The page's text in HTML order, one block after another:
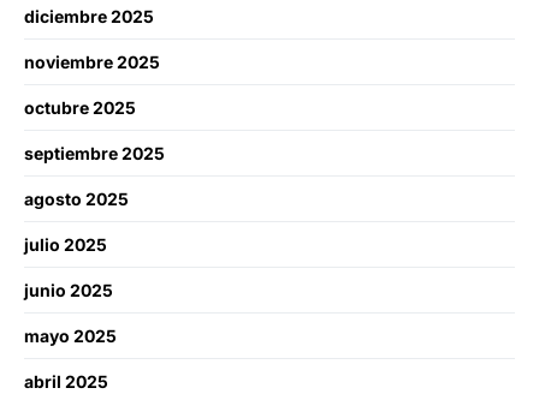
diciembre 2025
noviembre 2025
octubre 2025
septiembre 2025
agosto 2025
julio 2025
junio 2025
mayo 2025
abril 2025